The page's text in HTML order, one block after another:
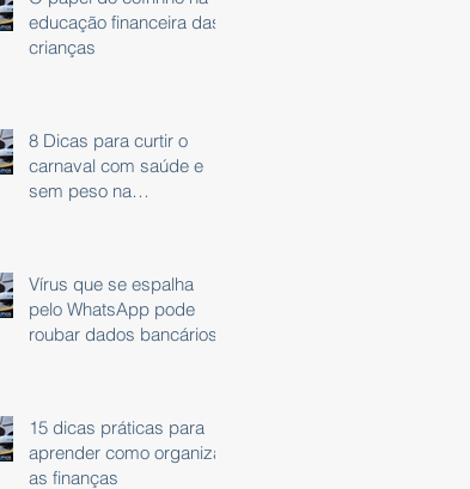
educação financeira das
crianças
8 Dicas para curtir o
carnaval com saúde e
sem peso na
Vírus que se espalha
pelo WhatsApp pode
roubar dados bancários
15 dicas práticas para
aprender como organizar
as finanças